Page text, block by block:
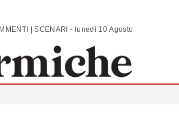
ANALISI | COMMENTI | SCENARI - lunedì 10 Agosto 2026